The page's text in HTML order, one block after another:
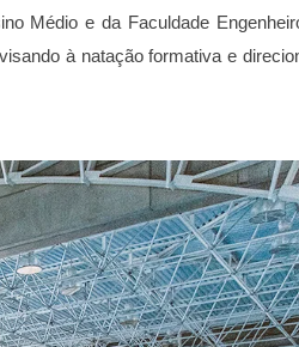
Médio e da Faculdade
à natação formativa e